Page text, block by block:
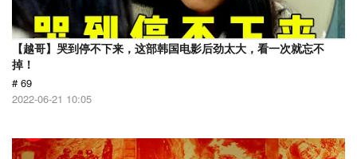
【越哥】哭到停不下来，这部韩国电影后劲太大，看一次就忘不
掉！
# 69
2022-06-21 10:05